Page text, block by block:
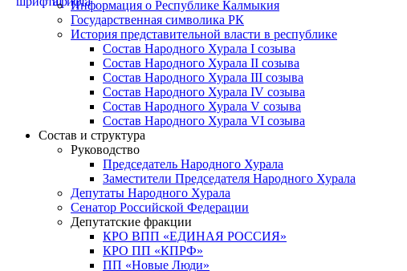
Информация о Республике Калмыкия
Государственная символика РК
История представительной власти в республике
Состав Народного Хурала I созыва
Состав Народного Хурала II созыва
Состав Народного Хурала III созыва
Состав Народного Хурала IV созыва
Состав Народного Хурала V созыва
Состав Народного Хурала VI созыва
Состав и структура
Руководство
Председатель Народного Хурала
Заместители Председателя Народного Хурала
Депутаты Народного Хурала
Сенатор Российской Федерации
Депутатские фракции
КРО ВПП «ЕДИНАЯ РОССИЯ»
КРО ПП «КПРФ»
ПП «Новые Люди»